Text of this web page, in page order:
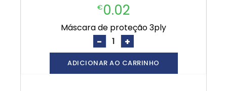
€0.02
máscara de proteção 3ply
- +
ADICIONAR AO CARRINHO